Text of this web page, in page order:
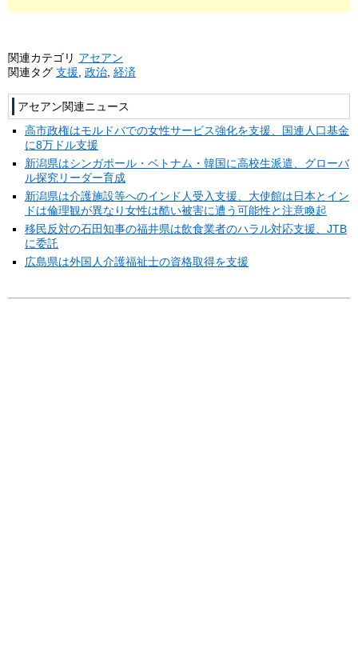
関連カテゴリ アセアン
関連タグ 支援 政治 経済
アセアン関連ニュース
高市政権はモルドバでの女性サービス強化を支援、国連人口基金
に8万ドル支援
新潟県はシンガポール・ベトナム・韓国に高校生派遣、グローバ
ル探究リーダー育成
新潟県は介護施設等へのインド人受入支援、大使館は日本とイン
ドは倫理観が異なり女性は酷い被害に遭う可能性と注意喚起
移民反対の石田知事の福井県は飲食業者のハラル対応支援、JTB
に委託
広島県は外国人介護福祉士の資格取得を支援